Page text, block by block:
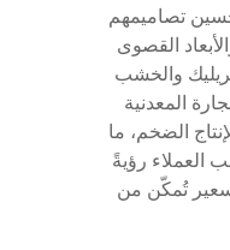
تصاميمهم
القصوى
والخشب
المعدنية
الضخم، ما
العملاء رؤيةً
تُمكّن من